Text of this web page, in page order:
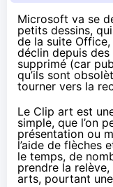
Microsoft va se
petits dessins,
de la suite
déclin depuis
supprimé (car
qu’ils sont
tourner vers la
Le Clip art est
simple, que l’on
présentation ou
l’aide de flèches
le temps, de
prendre la
arts, pourtant